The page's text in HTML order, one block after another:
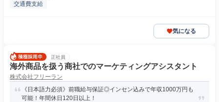
交通費支給
気になる
正社員
海外商品を扱う商社でのマーケティングアシスタント
株式会社フリーラン
《日本語力必須》前職給与保証◎インセン込みで年収1000万円も
可能！年間休日120日以上！